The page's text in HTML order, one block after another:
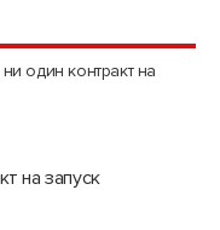
один контракт на